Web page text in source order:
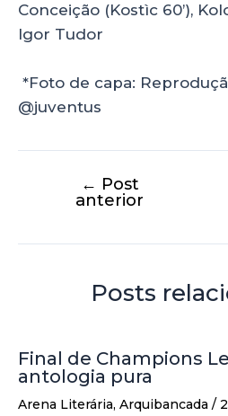
Conceição (Kostìc 60’),
Igor Tudor
*Foto de capa:
@juventus
← Post
anterior
Posts
Final de Champions
antologia pura
Arena Literária, Arquibancada /